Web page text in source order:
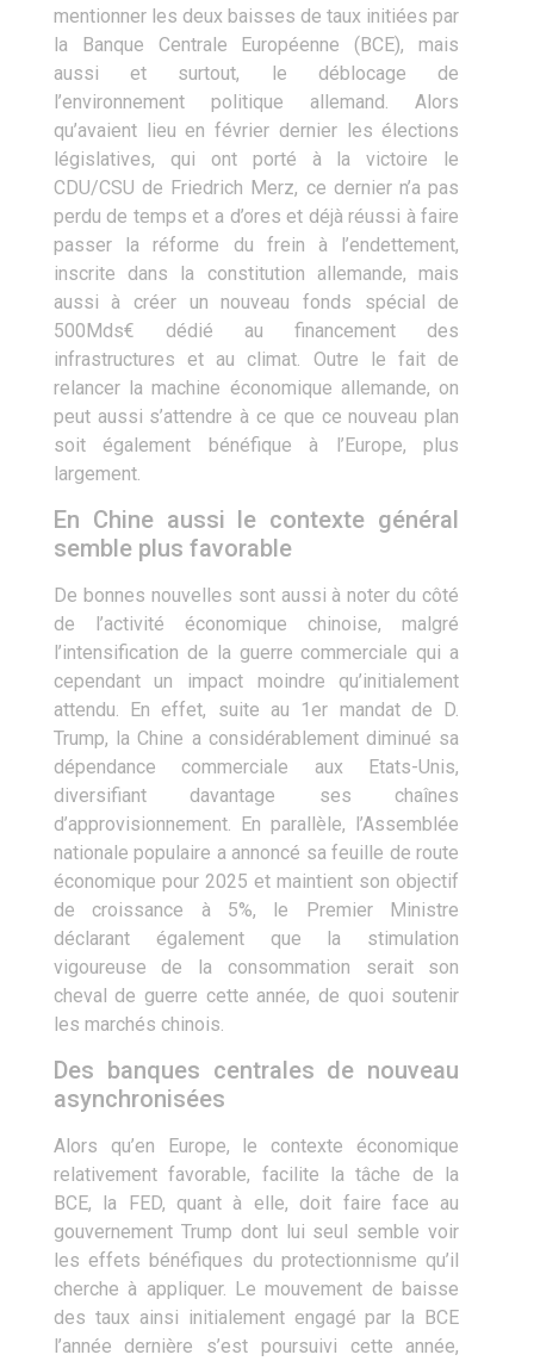
mentionner les deux baisses de taux initiées par
la Banque Centrale Européenne (BCE), mais
aussi et surtout, le déblocage de
l’environnement politique allemand. Alors
qu’avaient lieu en février dernier les élections
législatives, qui ont porté à la victoire le
CDU/CSU de Friedrich Merz, ce dernier n’a pas
perdu de temps et a d’ores et déjà réussi à faire
passer la réforme du frein à l’endettement,
inscrite dans la constitution allemande, mais
aussi à créer un nouveau fonds spécial de
500Mds€ dédié au financement des
infrastructures et au climat. Outre le fait de
relancer la machine économique allemande, on
peut aussi s’attendre à ce que ce nouveau plan
soit également bénéfique à l’Europe, plus
largement.
En Chine aussi le contexte général
semble plus favorable
De bonnes nouvelles sont aussi à noter du côté
de l’activité économique chinoise, malgré
l’intensification de la guerre commerciale qui a
cependant un impact moindre qu’initialement
attendu. En effet, suite au 1er mandat de D.
Trump, la Chine a considérablement diminué sa
dépendance commerciale aux Etats-Unis,
diversifiant davantage ses chaînes
d’approvisionnement. En parallèle, l’Assemblée
nationale populaire a annoncé sa feuille de route
économique pour 2025 et maintient son objectif
de croissance à 5%, le Premier Ministre
déclarant également que la stimulation
vigoureuse de la consommation serait son
cheval de guerre cette année, de quoi soutenir
les marchés chinois.
Des banques centrales de nouveau
asynchronisées
Alors qu’en Europe, le contexte économique
relativement favorable, facilite la tâche de la
BCE, la FED, quant à elle, doit faire face au
gouvernement Trump dont lui seul semble voir
les effets bénéfiques du protectionnisme qu’il
cherche à appliquer. Le mouvement de baisse
des taux ainsi initialement engagé par la BCE
l’année dernière s’est poursuivi cette année,